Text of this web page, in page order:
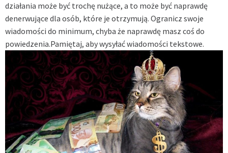
działania może być trochę nużące, a to może być naprawdę
denerwujące dla osób, które je otrzymują. Ogranicz swoje
wiadomości do minimum, chyba że naprawdę masz coś do
powiedzenia.Pamiętaj, aby wysyłać wiadomości tekstowe.